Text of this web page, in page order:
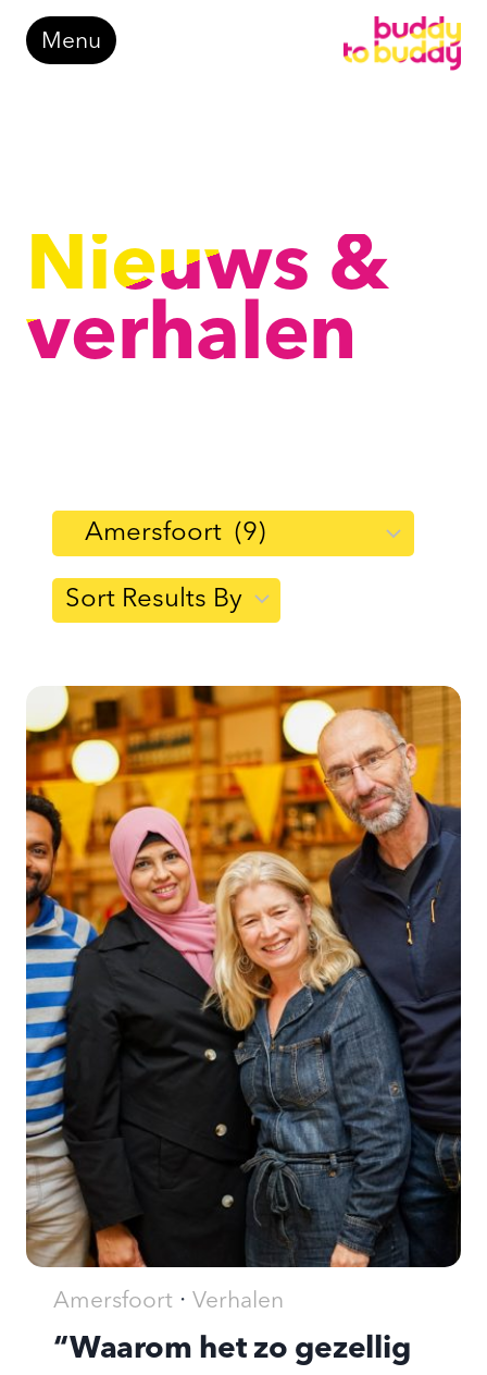
Doorgaan
naarMenu
Nieuws &
verhalen
Amersfoort · Verhalen
“Waarom het zo gezellig